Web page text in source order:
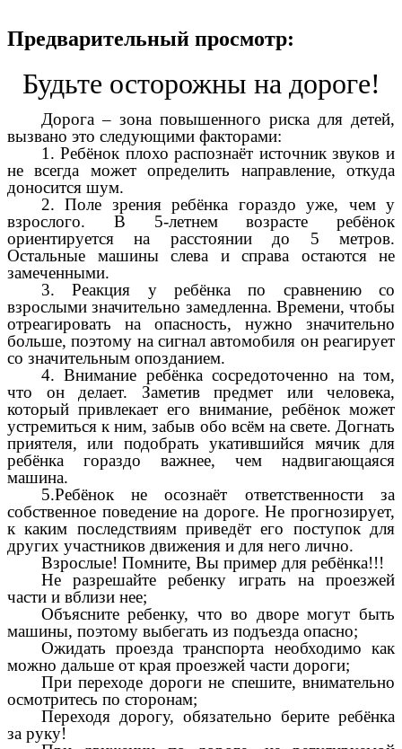
Предварительный просмотр:
Будьте осторожны на дороге!
Дорога – зона повышенного риска для детей,
вызвано это следующими факторами:
1. Ребёнок плохо распознаёт источник звуков и
не всегда может определить направление, откуда
доносится шум.
2. Поле зрения ребёнка гораздо уже, чем у
взрослого. В 5-летнем возрасте ребёнок
ориентируется на расстоянии до 5 метров.
Остальные машины слева и справа остаются не
замеченными.
3. Реакция у ребёнка по сравнению со
взрослыми значительно замедленна. Времени, чтобы
отреагировать на опасность, нужно значительно
больше, поэтому на сигнал автомобиля он реагирует
со значительным опозданием.
4. Внимание ребёнка сосредоточенно на том,
что он делает. Заметив предмет или человека,
который привлекает его внимание, ребёнок может
устремиться к ним, забыв обо всём на свете. Догнать
приятеля, или подобрать укатившийся мячик для
ребёнка гораздо важнее, чем надвигающаяся
машина.
5.Ребёнок не осознаёт ответственности за
собственное поведение на дороге. Не прогнозирует,
к каким последствиям приведёт его поступок для
других участников движения и для него лично.
Взрослые! Помните, Вы пример для ребёнка!!!
Не разрешайте ребенку играть на проезжей
части и вблизи нее;
Объясните ребенку, что во дворе могут быть
машины, поэтому выбегать из подъезда опасно;
Ожидать проезда транспорта необходимо как
можно дальше от края проезжей части дороги;
При переходе дороги не спешите, внимательно
осмотритесь по сторонам;
Переходя дорогу, обязательно берите ребёнка
за руку!